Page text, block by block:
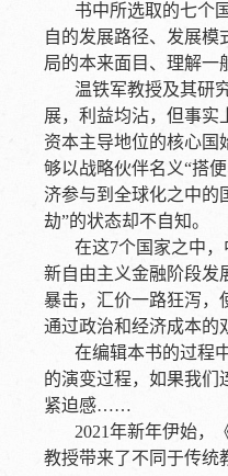
书中所选取的七个
自的发展路径、发展
局的本来面目、理解一
温铁军教授及其研
展，利益均沾，但事实
资本主导地位的核心国
够以战略伙伴名义“搭
济参与到全球化之中的
劫”的状态却不自知。
在这7个国家之中
新自由主义金融阶段发
暴击，汇价一路狂泻，
通过政治和经济成本的
在编辑本书的过程
的演变过程，如果我们
紧迫感……
2021年新年伊始，
教授带来了不同于传统